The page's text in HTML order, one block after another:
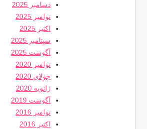
دسامبر 2025
نوامبر 2025
اکتبر 2025
سپتامبر 2025
آگوست 2025
نوامبر 2020
جولای 2020
ژانویه 2020
آگوست 2019
نوامبر 2016
اکتبر 2016